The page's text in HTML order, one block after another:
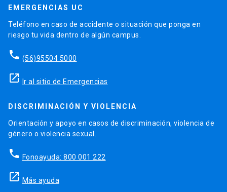
EMERGENCIAS UC
Teléfono en caso de accidente o situación que ponga en
riesgo tu vida dentro de algún campus.
phone (56)95504 5000
launch Ir al sitio de Emergencias
DISCRIMINACIÓN Y VIOLENCIA
Orientación y apoyo en casos de discriminación, violencia de
género o violencia sexual.
phone Fonoayuda: 800 001 222
launch Más ayuda